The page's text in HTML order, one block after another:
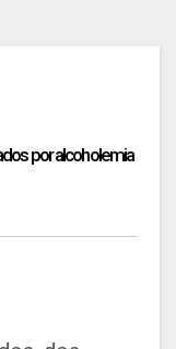
por alcoholemia